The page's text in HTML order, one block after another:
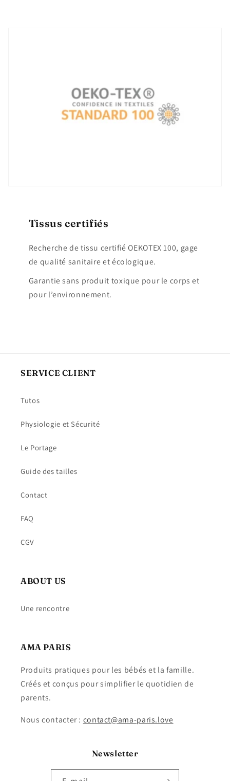
Tissus certifiés
Recherche de tissu certifié OEKOTEX 100, gage
de qualité sanitaire et écologique.
Garantie sans produit toxique pour le corps et
pour l’environnement.
SERVICE CLIENT
Tutos
Physiologie et Sécurité
Le Portage
Guide des tailles
Contact
FAQ
CGV
ABOUT US
Une rencontre
AMA PARIS
Produits pratiques pour les bébés et la famille.
Créés et conçus pour simplifier le quotidien de
parents.
Nous contacter : contact@ama-paris.love
Newsletter